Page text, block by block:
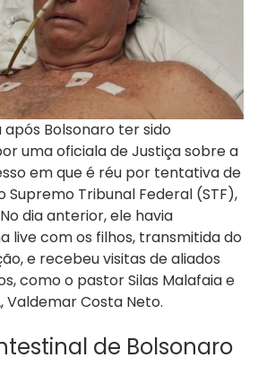
Bolsonaro ter sido
uma oficiala de Justiça sobre a
em que é réu por tentativa de
Supremo Tribunal Federal (STF),
dia anterior, ele havia
live com os filhos, transmitida do
e recebeu visitas de aliados
como o pastor Silas Malafaia e
Valdemar Costa Neto.
de Bolsonaro